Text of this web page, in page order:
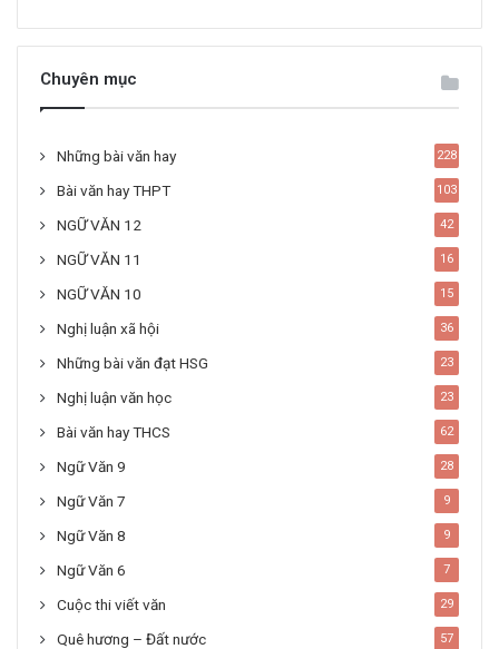
Chuyên mục
Những bài văn hay 228
Bài văn hay THPT 103
NGỮ VĂN 12 42
NGỮ VĂN 11 16
NGỮ VĂN 10 15
Nghị luận xã hội 36
Những bài văn đạt HSG 23
Nghị luận văn học 23
Bài văn hay THCS 62
Ngữ Văn 9 28
Ngữ Văn 7 9
Ngữ Văn 8 9
Ngữ Văn 6 7
Cuộc thi viết văn 29
Quê hương – Đất nước 57